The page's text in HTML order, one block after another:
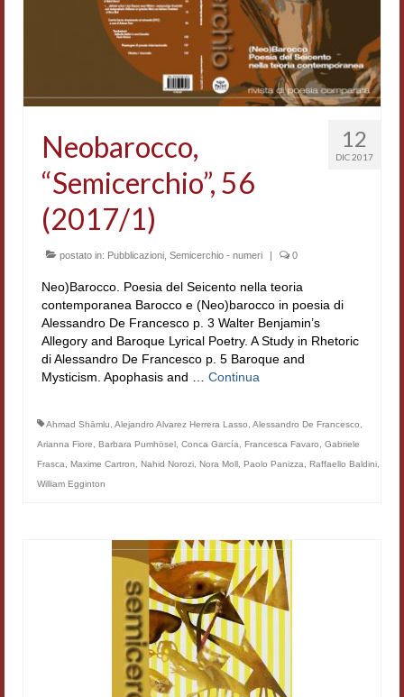
Accordi di cooperazione
Cultura coreana
Hagiographica Coreana
Scrittori Latini dell’Europa Medievale
Epistolografia
Comparatistica
Semicerchio
Filologia digitale
Lexicon
Lo studium aretino del ‘200
DIGIMED
Eurasian Latin Archive
Rammses
12
DIC 2017
Neobarocco,
“Semicerchio”, 56
(2017/1)
postato in: Pubblicazioni Semicerchio - numeri 0
Neo)Barocco. Poesia del Seicento nella teoria
contemporanea Barocco e (Neo)barocco in poesia di
Alessandro De Francesco p. 3 Walter Benjamin’s
Allegory and Baroque Lyrical Poetry. A Study in Rhetoric
di Alessandro De Francesco p. 5 Baroque and
Mysticism. Apophasis and … Continua
Ahmad Shāmlu, Alejandro Alvarez Herrera Lasso, Alessandro De Francesco,
Arianna Fiore, Barbara Pumhösel, Conca García, Francesca Favaro, Gabriele
Frasca, Maxime Cartron, Nahid Norozi, Nora Moll, Paolo Panizza, Raffaello Baldini,
William Egginton